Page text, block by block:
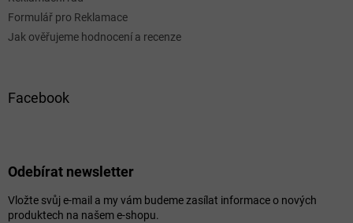
Formulář pro Reklamace
Jak ověřujeme hodnocení a recenze
Facebook
Odebírat newsletter
Vložte svůj e-mail a my vám budeme zasílat informace o nových
produktech na našem e-shopu.